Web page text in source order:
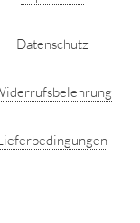
Datenschutz